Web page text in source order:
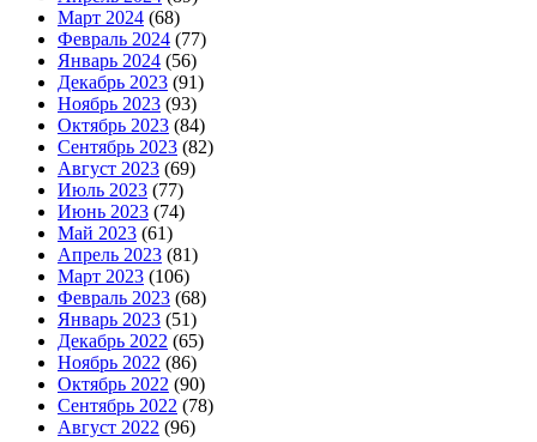
Март 2024 (68)
Февраль 2024 (77)
Январь 2024 (56)
Декабрь 2023 (91)
Ноябрь 2023 (93)
Октябрь 2023 (84)
Сентябрь 2023 (82)
Август 2023 (69)
Июль 2023 (77)
Июнь 2023 (74)
Май 2023 (61)
Апрель 2023 (81)
Март 2023 (106)
Февраль 2023 (68)
Январь 2023 (51)
Декабрь 2022 (65)
Ноябрь 2022 (86)
Октябрь 2022 (90)
Сентябрь 2022 (78)
Август 2022 (96)